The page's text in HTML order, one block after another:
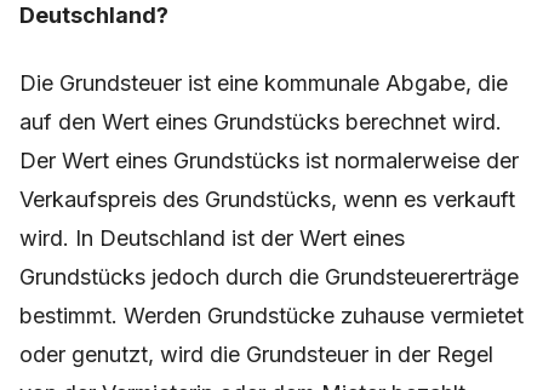
Deutschland?
Die Grundsteuer ist eine kommunale Abgabe, die
auf den Wert eines Grundstücks berechnet wird.
Der Wert eines Grundstücks ist normalerweise der
Verkaufspreis des Grundstücks, wenn es verkauft
wird. In Deutschland ist der Wert eines
Grundstücks jedoch durch die Grundsteuererträge
bestimmt. Werden Grundstücke zuhause vermietet
oder genutzt, wird die Grundsteuer in der Regel